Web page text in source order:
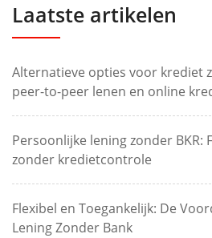
Laatste artikelen
Alternatieve opties voor krediet
peer-to-peer lenen en online
Persoonlijke lening zonder BKR:
zonder kredietcontrole
Flexibel en Toegankelijk: De
Lening Zonder Bank